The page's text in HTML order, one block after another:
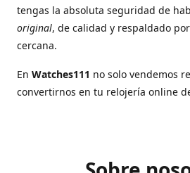
tengas la absoluta seguridad de
original, de calidad y respaldado
cercana.
En Watches111 no solo vendemos
convertirnos en tu relojería online